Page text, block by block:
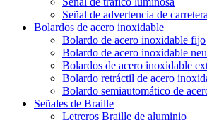
Señal de advertencia de
Bolardos de acero inoxidable
Bolardo de acero inoxidable fijo
Bolardo de acero inoxidable
Bolardos de acero inoxidable
Bolardo retráctil de acero
Bolardo semiautomático de
Señales de Braille
Letreros Braille de aluminio